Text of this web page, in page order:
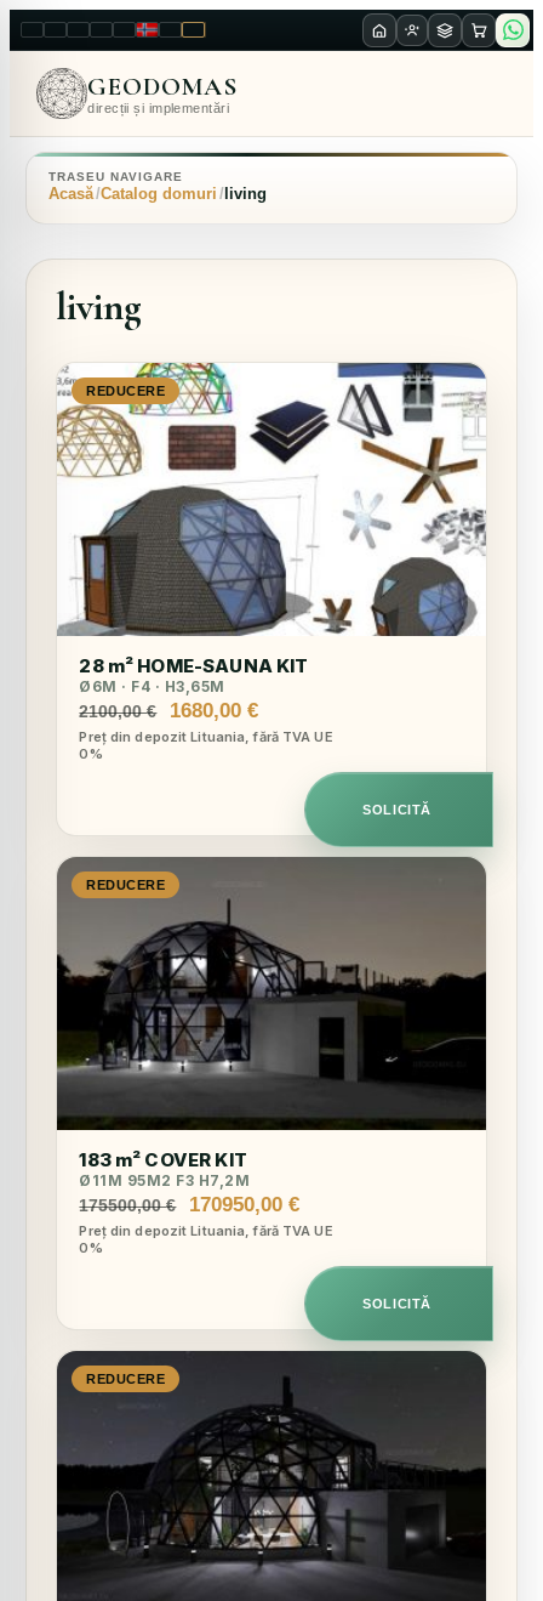
LT ENPL FRRUNOSKRO
GEODOMAS
direcții și implementări
TRASEU NAVIGARE
Acasă Catalog domuri living
living
REDUCERE
28 m² HOME-SAUNA KIT
Ø6M · F4 · H3,65M
2100,00€
Prețul
inițial
1680,00€Prețul
curent
1680,00 €.
Preț din depozit Lituania, fără TVA UE
0%
SOLICITĂ
REDUCERE
183 m² COVER KIT
Ø11M 95M2 F3 H7,2M
175500,00€
Prețul
inițial
175500,00 €.
170950,00€Prețul
curent
170950,00 €.
Preț din depozit Lituania, fără TVA UE
0%
SOLICITĂ
REDUCERE